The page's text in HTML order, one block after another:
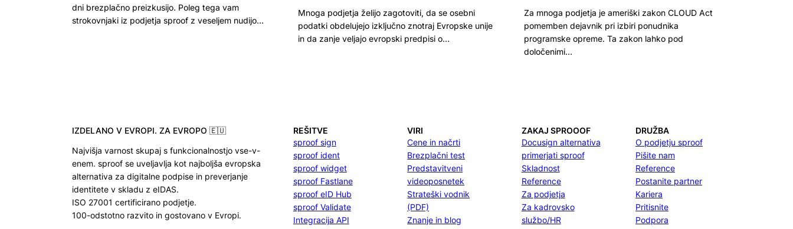
dni brezplačno preizkusijo. Poleg tega vam
strokovnjaki iz podjetja sproof z veseljem nudijo…
Mnoga podjetja želijo zagotoviti, da se osebni
podatki obdelujejo izključno znotraj Evropske unije
in da zanje veljajo evropski predpisi o…
Za mnoga podjetja je ameriški zakon CLOUD Act
pomemben dejavnik pri izbiri ponudnika
programske opreme. Ta zakon lahko pod
določenimi…
IZDELANO V EVROPI. ZA EVROPO 🇪🇺
Najvišja varnost skupaj s funkcionalnostjo vse-v-
enem. sproof se uveljavlja kot najboljša evropska
alternativa za digitalne podpise in preverjanje
identitete v skladu z eIDAS.
ISO 27001 certificirano podjetje.
100-odstotno razvito in gostovano v Evropi.
REŠITVE
sproof sign
sproof ident
sproof widget
sproof Fastlane
sproof eID Hub
sproof Validate
Integracija API
VIRI
Cene in načrti
Brezplačni test
Predstavitveni
videoposnetek
Strateški vodnik
(PDF)
Znanje in blog
ZAKAJ SPROOOF
Docusign alternativa
primerjati sproof
Skladnost
Reference
Za podjetja
Za kadrovsko
službo/HR
DRUŽBA
O podjetju sproof
Pišite nam
Reference
Postanite partner
Kariera
Pritisnite
Podpora